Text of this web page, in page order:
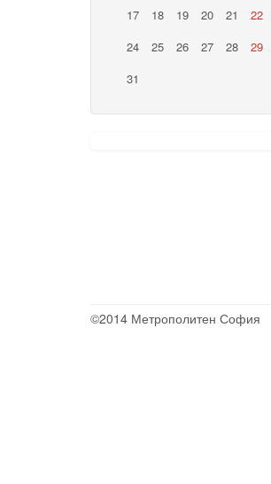
17
18 19 20 21 22
24
25 26 27 28 29
31
©2014 Метрополитен София